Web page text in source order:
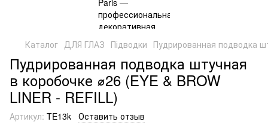
Каталог ДЛЯ ГЛАЗ Підводки Пудрированная подводка
Пудрированная подводка штучная
в коробочке ⌀26 (EYE & BROW
LINER - REFILL)
Артикул: TE13k Оставить отзыв